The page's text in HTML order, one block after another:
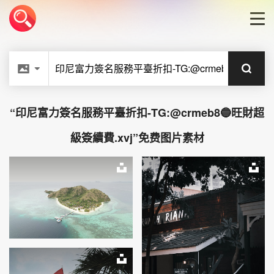
首页
LOGO模板
博客
登录
“印尼富力簽名服務平臺折扣-TG:@crmeb8🔵旺財超
級簽續費.xvj”免费图片素材
unsplash
unsplash